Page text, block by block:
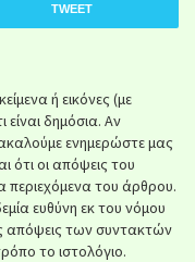
TWEET
ή εικόνες (με
είναι δημόσια. Αν
ενημερώστε μας
ότι οι απόψεις του
περιεχόμενα του άρθρου.
ευθύνη εκ του νόμου
απόψεις των συντακτών
το ιστολόγιο.